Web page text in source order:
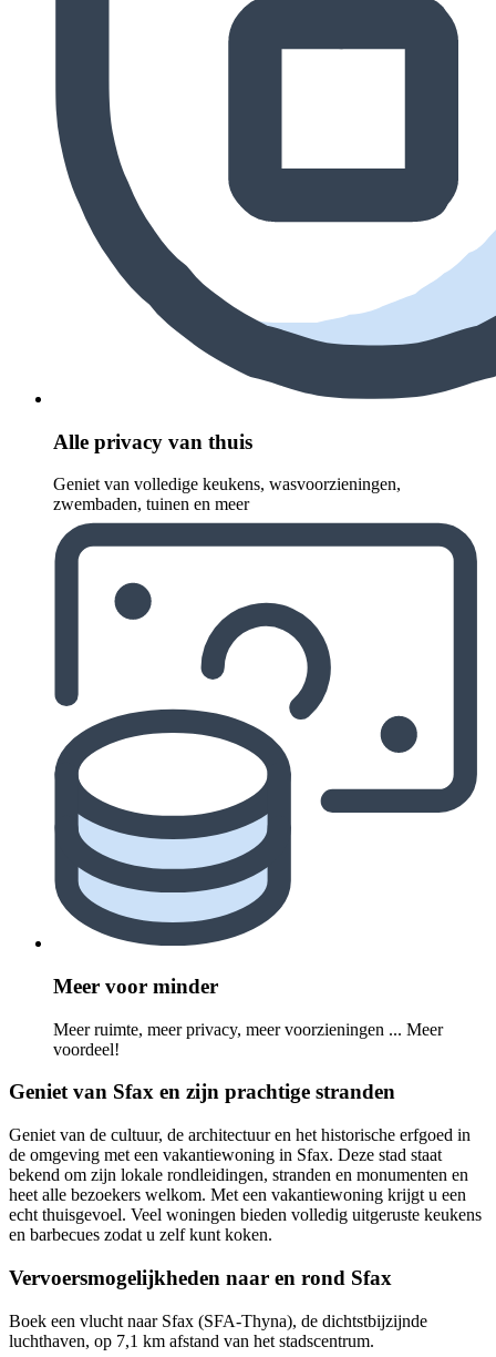
Alle privacy van thuis
Geniet van volledige keukens, wasvoorzieningen,
zwembaden, tuinen en meer
Meer voor minder
Meer ruimte, meer privacy, meer voorzieningen ... Meer
voordeel!
Geniet van Sfax en zijn prachtige stranden
Geniet van de cultuur, de architectuur en het historische erfgoed in
de omgeving met een vakantiewoning in Sfax. Deze stad staat
bekend om zijn lokale rondleidingen, stranden en monumenten en
heet alle bezoekers welkom. Met een vakantiewoning krijgt u een
echt thuisgevoel. Veel woningen bieden volledig uitgeruste keukens
en barbecues zodat u zelf kunt koken.
Vervoersmogelijkheden naar en rond Sfax
Boek een vlucht naar Sfax (SFA-Thyna), de dichtstbijzijnde
luchthaven, op 7,1 km afstand van het stadscentrum.